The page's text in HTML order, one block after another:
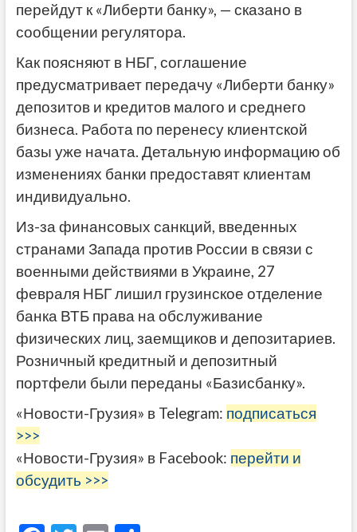
перейдут к «Либерти банку», — сказано в
сообщении регулятора.
Как поясняют в НБГ, соглашение
предусматривает передачу «Либерти банку»
депозитов и кредитов малого и среднего
бизнеса. Работа по перенесу клиентской
базы уже начата. Детальную информацию об
изменениях банки предоставят клиентам
индивидуально.
Из-за финансовых санкций, введенных
странами Запада против России в связи с
военными действиями в Украине, 27
февраля НБГ лишил грузинское отделение
банка ВТБ права на обслуживание
физических лиц, заемщиков и депозитариев.
Розничный кредитный и депозитный
портфели были переданы «Базисбанку».
«Новости-Грузия» в Telegram: подписаться
>>>
«Новости-Грузия» в Facebook: перейти и
обсудить >>>